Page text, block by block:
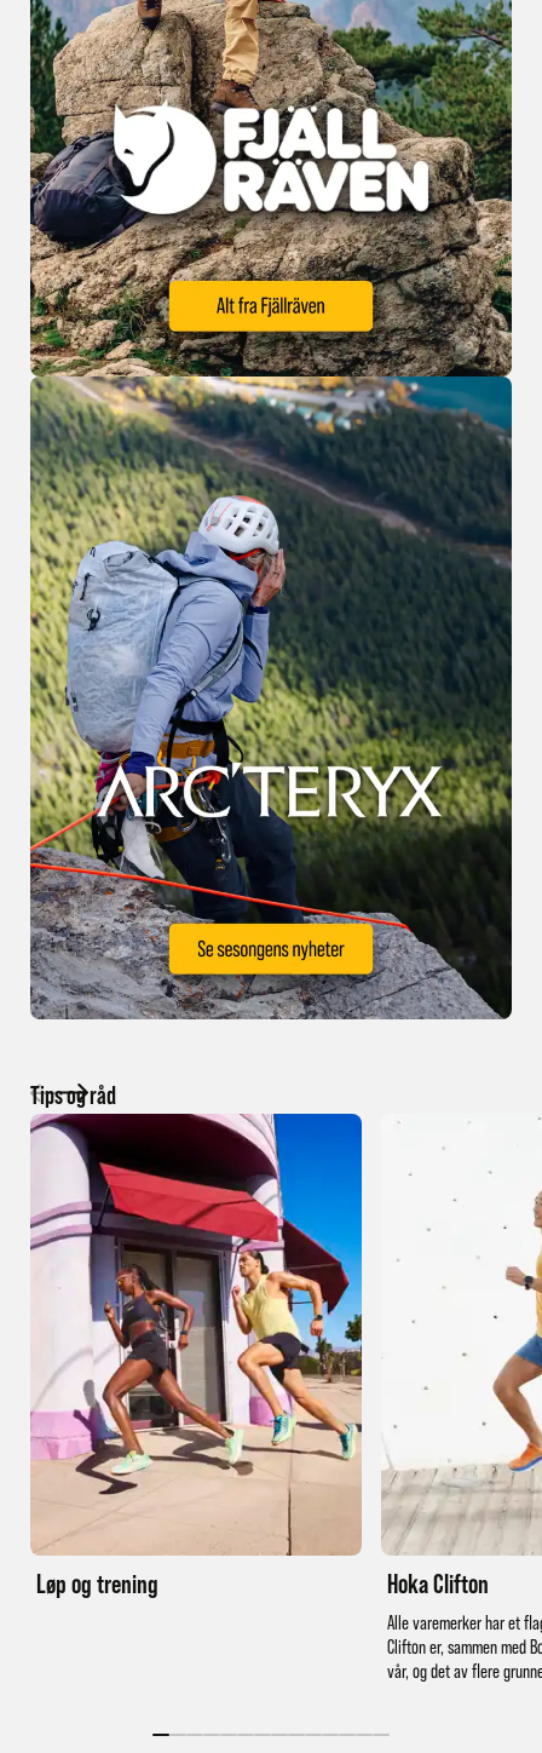
Tips og råd
Løp og trening Hoka Clifton
Alle varemerker har et
Clifton er, sammen med
vår, og det av flere